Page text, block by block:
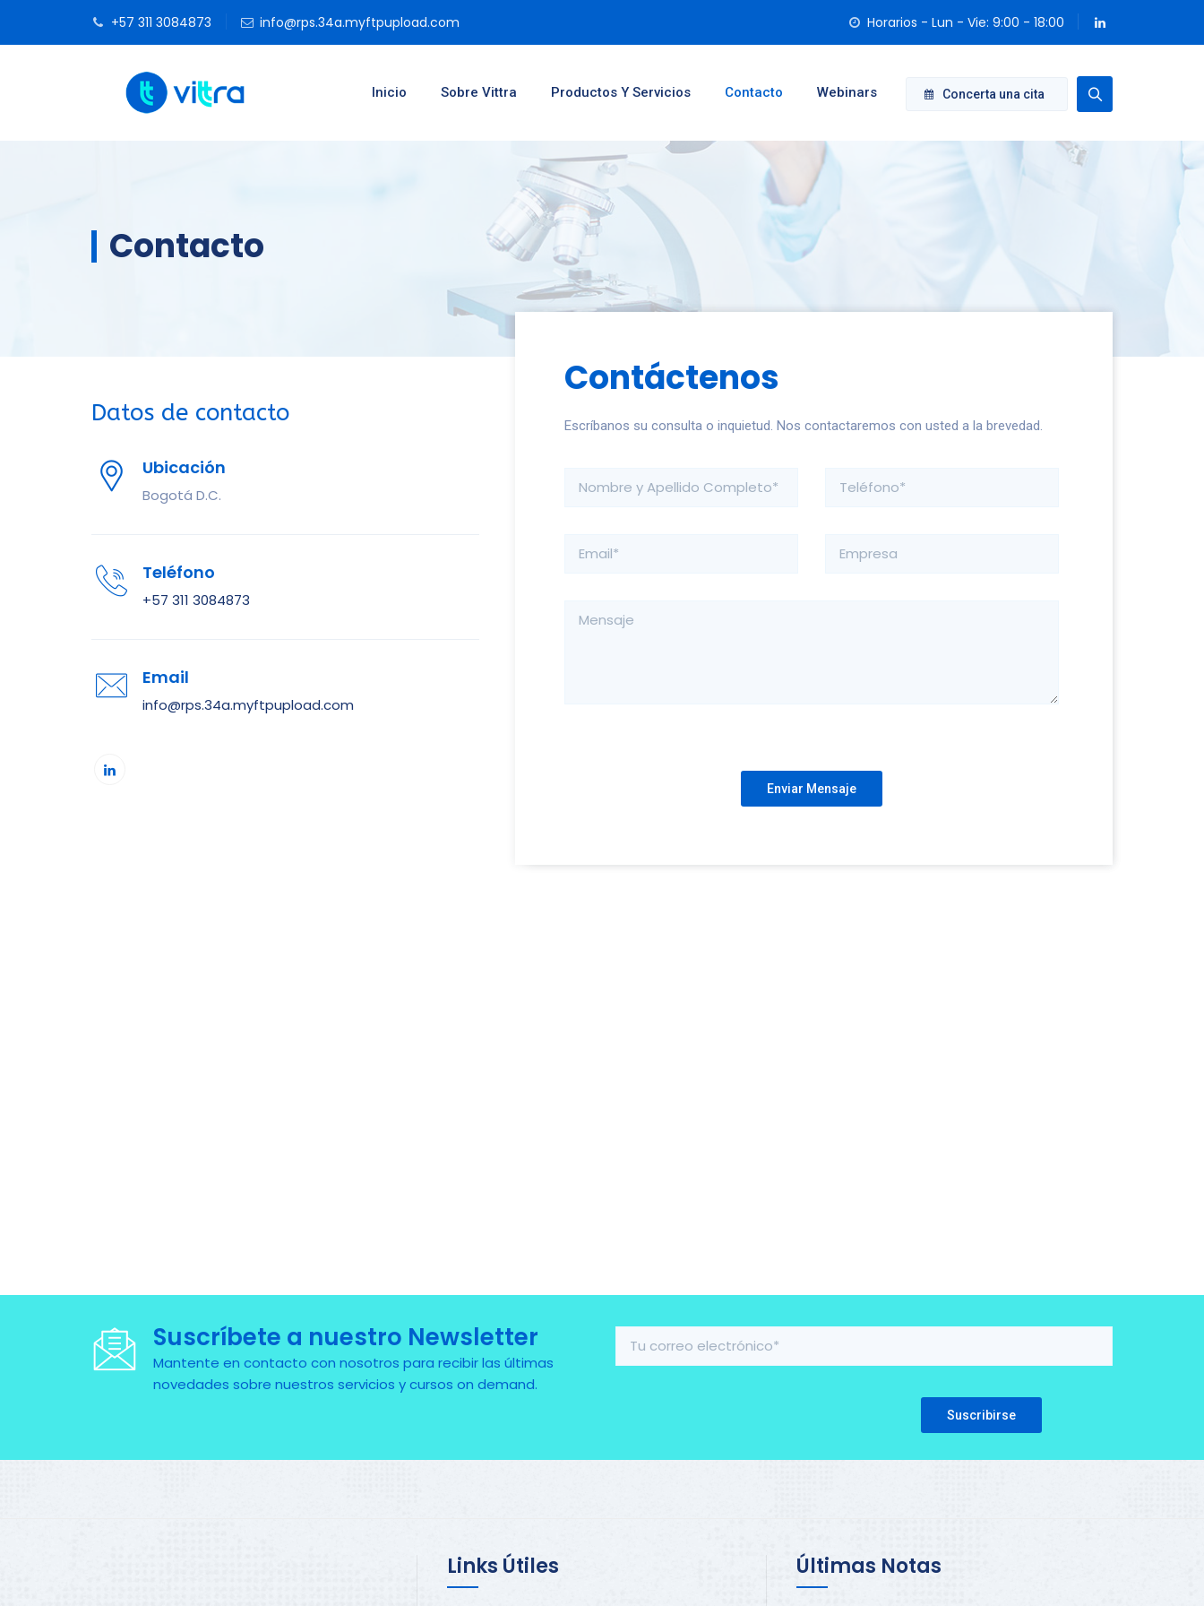
+57 311 3084873 info@rps.34a.myftpupload.com Horarios - Lun - Vie: 9:00 - 18:00
Concerta una cita
Inicio Sobre Vittra Productos Y Servicios Contacto Webinars
Contacto
Datos de contacto
Ubicación
Bogotá D.C.
Teléfono
+57 311 3084873
Email
info@rps.34a.myftpupload.com
Contáctenos
Escríbanos su consulta o inquietud. Nos contactaremos con usted a la brevedad.
Suscríbete a nuestro Newsletter
Mantente en contacto con nosotros para recibir las últimas
novedades sobre nuestros servicios y cursos on demand.
Please leave this field empty.
Links Útiles Últimas Notas